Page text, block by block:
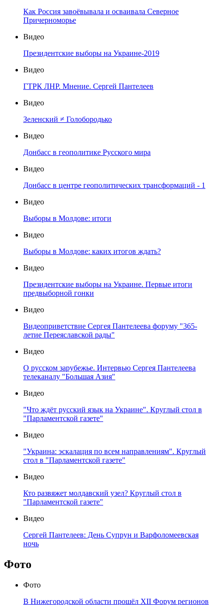
Как Россия завоёвывала и осваивала Северное
Причерноморье
Видео
Президентские выборы на Украине-2019
Видео
ГТРК ЛНР. Мнение. Сергей Пантелеев
Видео
Зеленский ≠ Голобородько
Видео
Донбасс в геополитике Русского мира
Видео
Донбасс в центре геополитических трансформаций - 1
Видео
Выборы в Молдове: итоги
Видео
Выборы в Молдове: каких итогов ждать?
Видео
Президентские выборы на Украине. Первые итоги
предвыборной гонки
Видео
Видеоприветствие Сергея Пантелеева форуму "365-
летие Переяславской рады"
Видео
О русском зарубежье. Интервью Сергея Пантелеева
телеканалу "Большая Азия"
Видео
"Что ждёт русский язык на Украине". Круглый стол в
"Парламентской газете"
Видео
"Украина: эскалация по всем направлениям". Круглый
стол в "Парламентской газете"
Видео
Кто развяжет молдавский узел? Круглый стол в
"Парламентской газете"
Видео
Сергей Пантелеев: День Супрун и Варфоломеевская
ночь
Фото
Фото
В Нижегородской области прошёл XII Форум регионов